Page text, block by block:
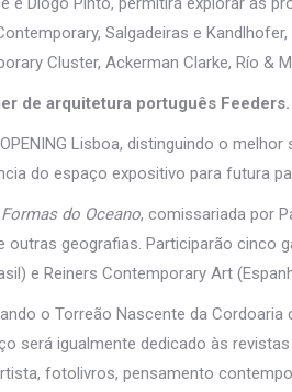
Salgadeiras e
Cluster, Ackerman Clarke, Río &
de arquitetura português Feeders.
Lisboa, distinguindo o
do espaço expositivo para futura
do Oceano, comissariada por
geografias. Participarão cinco
e Reiners Contemporary Art
o Torreão Nascente da
será igualmente dedicado às
fotolivros, pensamento